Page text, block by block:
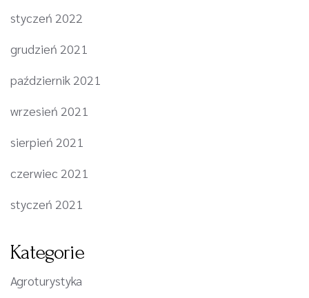
styczeń 2022
grudzień 2021
październik 2021
wrzesień 2021
sierpień 2021
czerwiec 2021
styczeń 2021
Kategorie
Agroturystyka